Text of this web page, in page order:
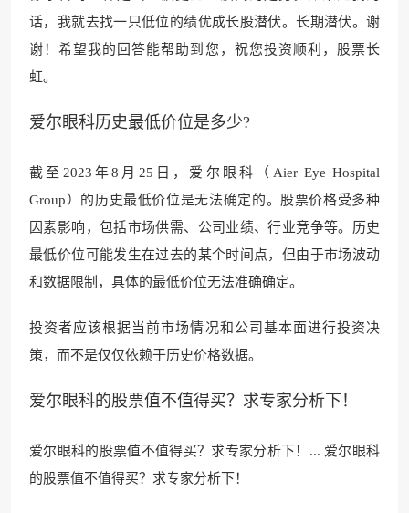
话，我就去找一只低位的绩优成长股潜伏。长期潜伏。谢
谢！希望我的回答能帮助到您，祝您投资顺利，股票长
虹。
爱尔眼科历史最低价位是多少?
截至2023年8月25日，爱尔眼科（Aier Eye Hospital
Group）的历史最低价位是无法确定的。股票价格受多种
因素影响，包括市场供需、公司业绩、行业竞争等。历史
最低价位可能发生在过去的某个时间点，但由于市场波动
和数据限制，具体的最低价位无法准确确定。
投资者应该根据当前市场情况和公司基本面进行投资决
策，而不是仅仅依赖于历史价格数据。
爱尔眼科的股票值不值得买？求专家分析下！
爱尔眼科的股票值不值得买？求专家分析下！... 爱尔眼科
的股票值不值得买？求专家分析下！